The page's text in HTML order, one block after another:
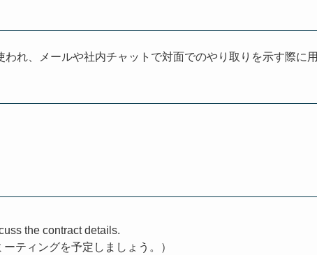
れ、メールや社内チャットで対面でのやり取りを示す際に用
the contract details.
ティングを予定しましょう。）